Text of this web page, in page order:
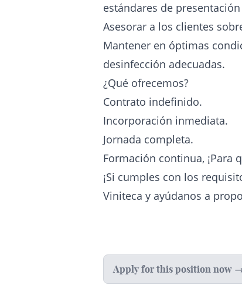
estándares de
Asesorar a los clientes
Mantener en óptimas
desinfección adecuadas.
¿Qué ofrecemos?
Contrato indefinido.
Incorporación inmediata.
Jornada completa.
Formación continua, ¡Para
¡Si cumples con los
Viniteca y ayúdanos a
Apply for this position now